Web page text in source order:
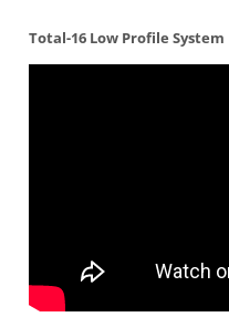
Total-16 Low Profile System